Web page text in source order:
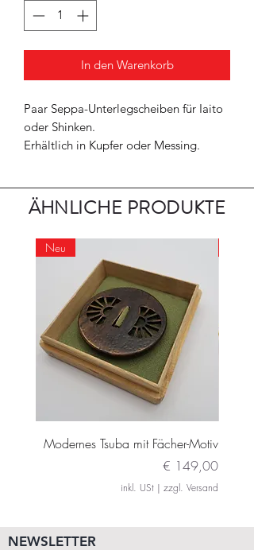
In den Warenkorb
Paar Seppa-Unterlegscheiben für Iaito
oder Shinken.
Erhältlich in Kupfer oder Messing.
ÄHNLICHE PRODUKTE
Neu
Modernes Tsuba mit Fächer-Motiv
Preis
€ 149,00
inkl. USt | zzgl. Versand
NEWSLETTER